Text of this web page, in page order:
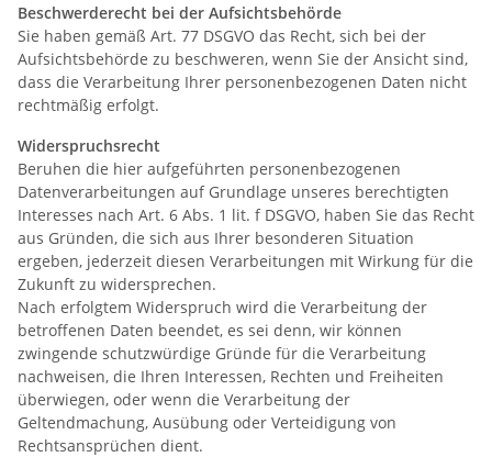
Beschwerderecht bei der Aufsichtsbehörde
Sie haben gemäß Art. 77 DSGVO das Recht, sich bei der
Aufsichtsbehörde zu beschweren, wenn Sie der Ansicht sind,
dass die Verarbeitung Ihrer personenbezogenen Daten nicht
rechtmäßig erfolgt.
Widerspruchsrecht
Beruhen die hier aufgeführten personenbezogenen
Datenverarbeitungen auf Grundlage unseres berechtigten
Interesses nach Art. 6 Abs. 1 lit. f DSGVO, haben Sie das Recht
aus Gründen, die sich aus Ihrer besonderen Situation
ergeben, jederzeit diesen Verarbeitungen mit Wirkung für die
Zukunft zu widersprechen.
Nach erfolgtem Widerspruch wird die Verarbeitung der
betroffenen Daten beendet, es sei denn, wir können
zwingende schutzwürdige Gründe für die Verarbeitung
nachweisen, die Ihren Interessen, Rechten und Freiheiten
überwiegen, oder wenn die Verarbeitung der
Geltendmachung, Ausübung oder Verteidigung von
Rechtsansprüchen dient.